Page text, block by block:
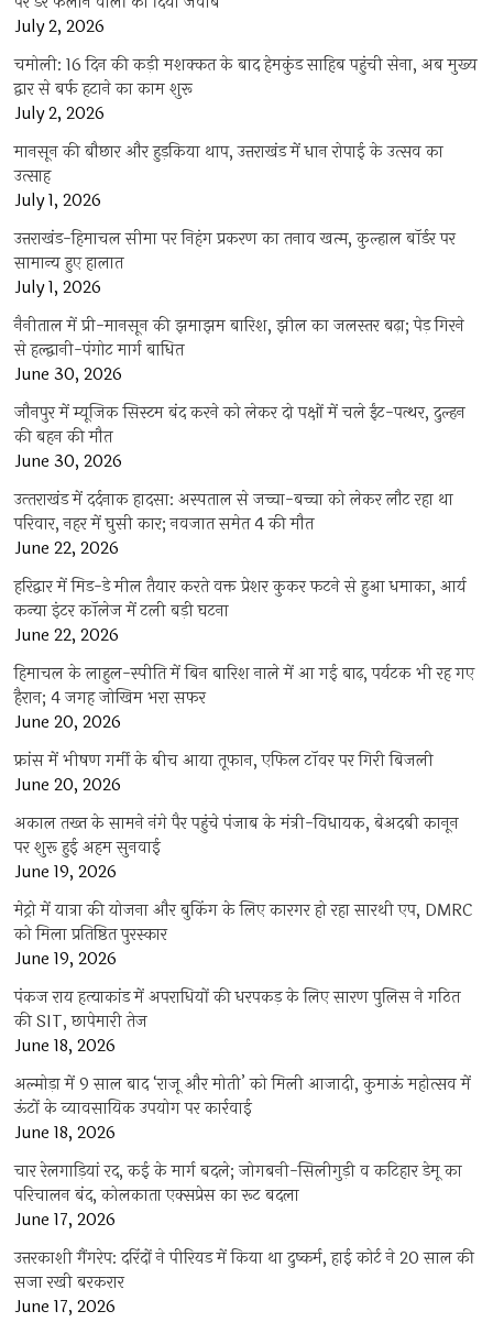
July 2, 2026
चमोली: 16 दिन की कड़ी मशक्कत के बाद हेमकुंड साहिब पहुंची सेना, अब मुख्य
द्वार से बर्फ हटाने का काम शुरू
July 2, 2026
मानसून की बौछार और हुड़किया थाप, उत्तराखंड में धान रोपाई के उत्सव का
उत्साह
July 1, 2026
उत्तराखंड-हिमाचल सीमा पर निहंग प्रकरण का तनाव खत्म, कुल्हाल बॉर्डर पर
सामान्य हुए हालात
July 1, 2026
नैनीताल में प्री-मानसून की झमाझम बारिश, झील का जलस्तर बढ़ा; पेड़ गिरने
से हल्द्वानी-पंगोट मार्ग बाधित
June 30, 2026
जौनपुर में म्यूजिक सिस्टम बंद करने को लेकर दो पक्षों में चले ईंट-पत्थर, दुल्हन
की बहन की मौत
June 30, 2026
उत्‍तराखंड में दर्दनाक हादसा: अस्पताल से जच्चा-बच्चा को लेकर लौट रहा था
परिवार, नहर में घुसी कार; नवजात समेत 4 की मौत
June 22, 2026
हरिद्वार में मिड-डे मील तैयार करते वक्त प्रेशर कुकर फटने से हुआ धमाका, आर्य
कन्या इंटर कॉलेज में टली बड़ी घटना
June 22, 2026
हिमाचल के लाहुल-स्पीति में बिन बारिश नाले में आ गई बाढ़, पर्यटक भी रह गए
हैरान; 4 जगह जोखिम भरा सफर
June 20, 2026
फ्रांस में भीषण गर्मी के बीच आया तूफान, एफिल टॉवर पर गिरी बिजली
June 20, 2026
अकाल तख्त के सामने नंगे पैर पहुंचे पंजाब के मंत्री-विधायक, बेअदबी कानून
पर शुरू हुई अहम सुनवाई
June 19, 2026
मेट्रो में यात्रा की योजना और बुकिंग के लिए कारगर हो रहा सारथी एप, DMRC
को मिला प्रतिष्ठित पुरस्कार
June 19, 2026
पंकज राय हत्याकांड में अपराधियों की धरपकड़ के लिए सारण पुलिस ने गठित
की SIT, छापेमारी तेज
June 18, 2026
अल्मोड़ा में 9 साल बाद ‘राजू और मोती’ को मिली आजादी, कुमाऊं महोत्सव में
ऊंटों के व्यावसायिक उपयोग पर कार्रवाई
June 18, 2026
चार रेलगाड़ियां रद, कई के मार्ग बदले; जोगबनी-सिलीगुड़ी व कटिहार डेमू का
परिचालन बंद, कोलकाता एक्सप्रेस का रूट बदला
June 17, 2026
उत्तरकाशी गैंगरेप: दरिंदों ने पीरियड में किया था दुष्कर्म, हाई कोर्ट ने 20 साल की
सजा रखी बरकरार
June 17, 2026